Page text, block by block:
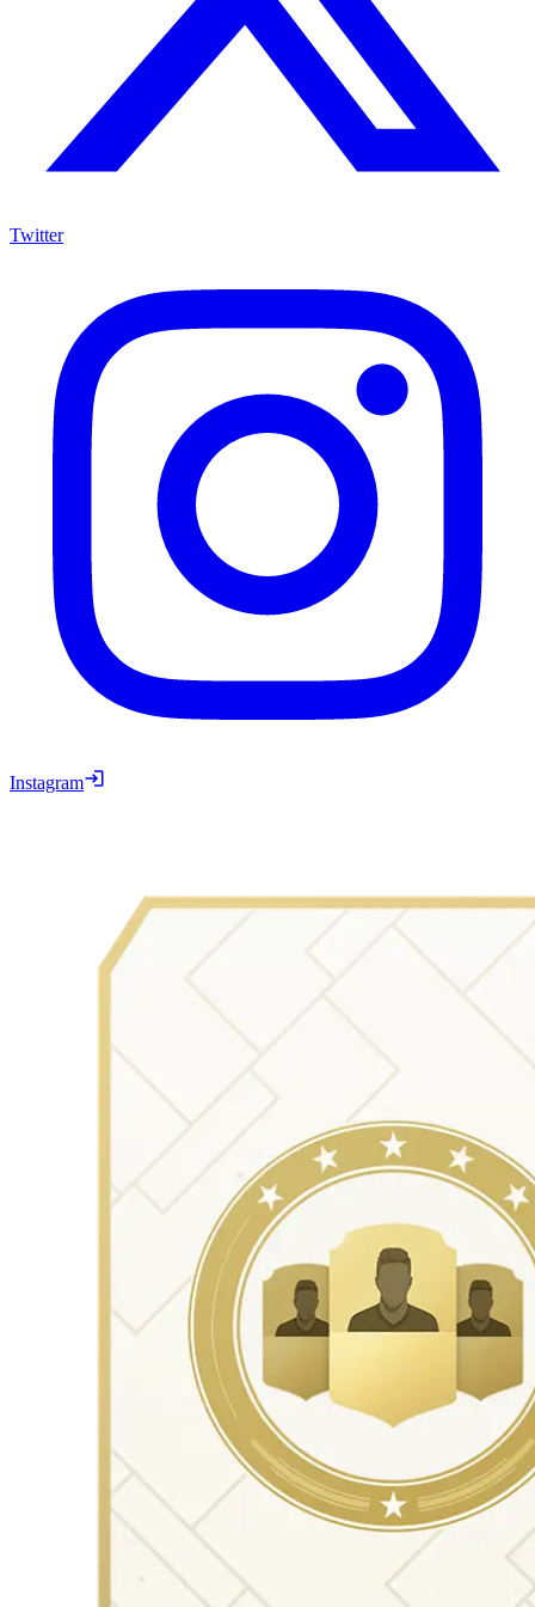
Twitter
Instagram